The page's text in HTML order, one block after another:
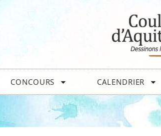
CONCOURS CALENDRIER